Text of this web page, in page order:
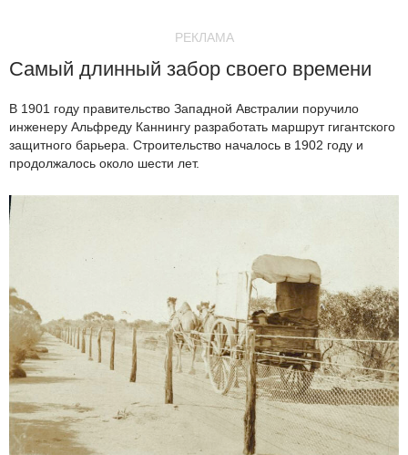
РЕКЛАМА
Самый длинный забор своего времени
В 1901 году правительство Западной Австралии поручило
инженеру Альфреду Каннингу разработать маршрут гигантского
защитного барьера. Строительство началось в 1902 году и
продолжалось около шести лет.